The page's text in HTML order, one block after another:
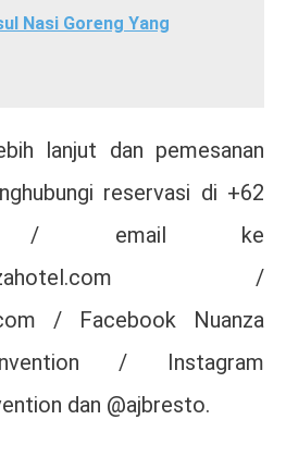
Nasi Goreng Yang
lanjut dan pemesanan
reservasi di +62
/ email ke
/
/ Facebook Nuanza
/ Instagram
dan @ajbresto.